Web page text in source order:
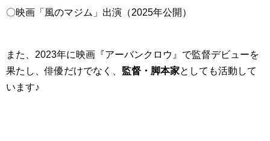
〇映画「風のマジム」出演（2025年公開）
また、2023年に映画『アーバンクロウ』で監督デビューを
果たし、俳優だけでなく、 監督・脚本家としても活動して
います♪